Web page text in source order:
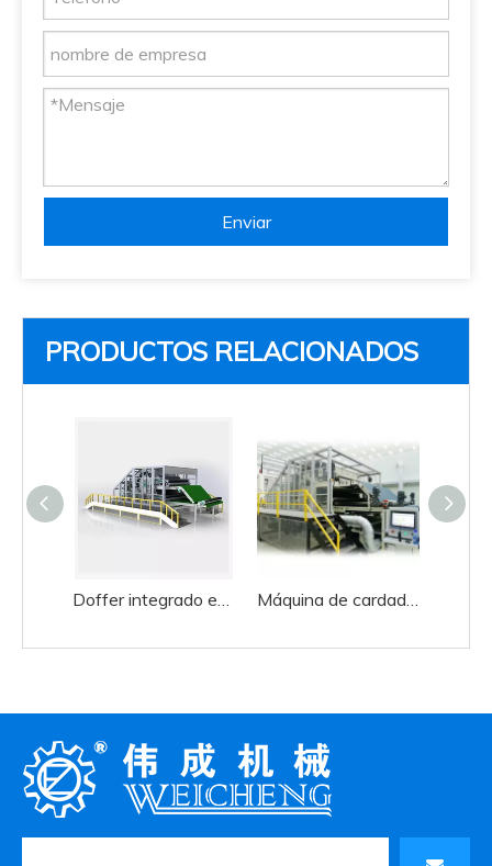
Enviar
PRODUCTOS RELACIONADOS